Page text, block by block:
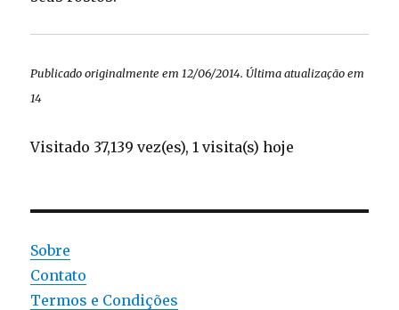
Publicado originalmente em 12/06/2014. Última atualização em
14
Visitado 37,139 vez(es), 1 visita(s) hoje
Sobre
Contato
Termos e Condições